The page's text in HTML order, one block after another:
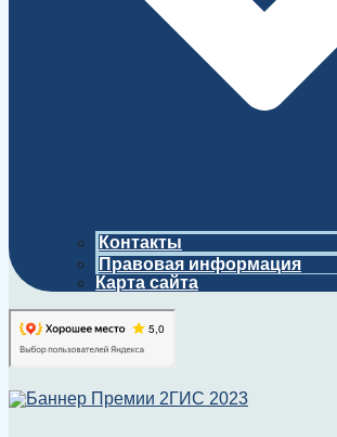
Контакты
Правовая информация
Карта сайта